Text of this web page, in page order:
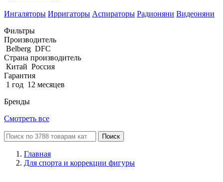
Ингаляторы Ирригаторы Аспираторы Радионяни Видеоняни
Фильтры
Производитель
Belberg DFC
Страна производитель
Китай Россия
Гарантия
1 год 12 месяцев
Бренды
Смотреть все
Поиск
Главная
Для спорта и коррекции фигуры